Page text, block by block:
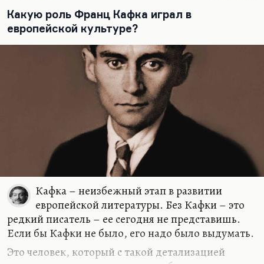
достоверность деталей и полную непонятность
целого, что и создает эффект страшного и
заставляет нас…
Какую роль Франц Кафка играл в
европейской культуре?
Кафка – неизбежный этап в развитии
европейской литературы. Без Кафки – это
редкий писатель – ее сегодня не представишь.
Если бы Кафки не было, его надо было выдумать.
Это человек, который с такой детализацией